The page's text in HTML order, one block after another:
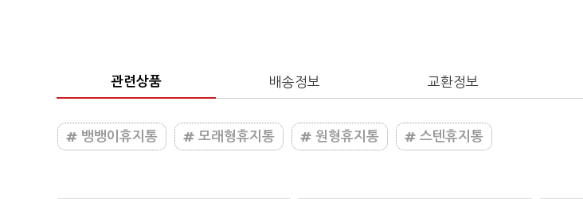
관련상품 배송정보 교환정보
뱅뱅이휴지통 모래형휴지통 원형휴지통 스텐휴지통